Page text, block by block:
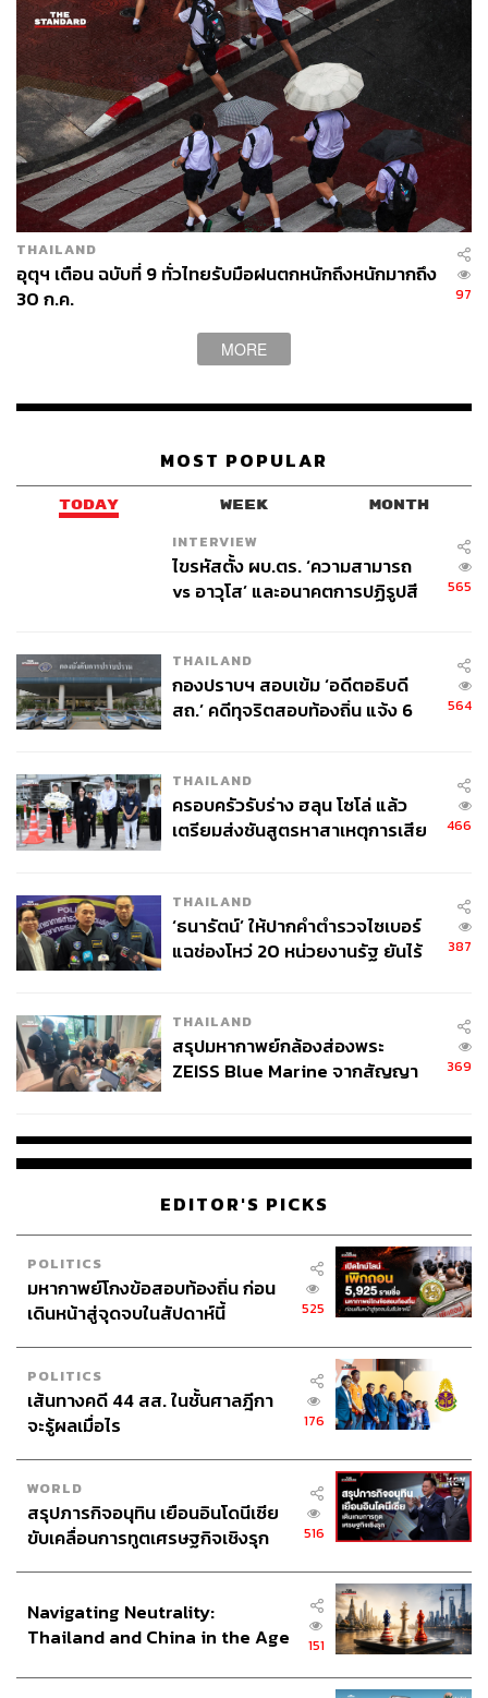
THAILAND
อุตุฯ เตือน ฉบับที่ 9 ทั่วไทยรับมือฝนตกหนักถึงหนักมากถึง
30 ก.ค.
97
MORE
MOST POPULAR
TODAY WEEK MONTH
INTERVIEW
ไขรหัสตั้ง ผบ.ตร. ‘ความสามารถ
vs อาวุโส’ และอนาคตการปฏิรูปสี
565
THAILAND
กองปราบฯ สอบเข้ม ‘อดีตอธิบดี
สถ.’ คดีทุจริตสอบท้องถิ่น แจ้ง 6
564
THAILAND
ครอบครัวรับร่าง ฮลุน โซโล่ แล้ว
เตรียมส่งชันสูตรหาสาเหตุการเสีย
466
THAILAND
‘ธนารัตน์’ ให้ปากคำตำรวจไซเบอร์
แฉช่องโหว่ 20 หน่วยงานรัฐ ยันไร้
387
THAILAND
สรุปมหากาพย์กล้องส่องพระ
ZEISS Blue Marine จากสัญญา
จ่ายหนี้-แอบระบุแบรนด์
369
EDITOR'S PICKS
POLITICS
มหากาพย์โกงข้อสอบท้องถิ่น ก่อน
เดินหน้าสู่จุดจบในสัปดาห์นี้
525
POLITICS
เส้นทางคดี 44 สส. ในชั้นศาลฎีกา
จะรู้ผลเมื่อไร
176
WORLD
สรุปภารกิจอนุทิน เยือนอินโดนีเซีย
ขับเคลื่อนการทูตเศรษฐกิจเชิงรุก
516
Navigating Neutrality:
Thailand and China in the Age
151